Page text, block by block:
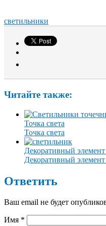
светильники
Читайте также:
Точка света
Точка света
Декоративный
Декоративный
Ответить
Ваш email не будет
Имя *